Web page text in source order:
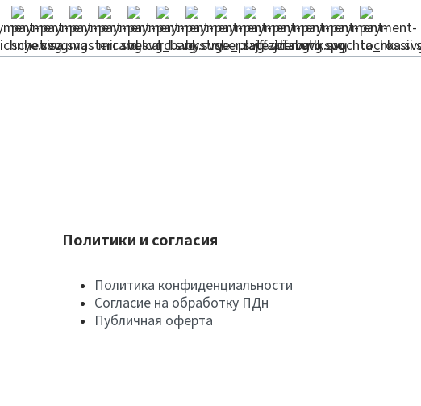
Политики и согласия
Политика конфиденциальности
Согласие на обработку ПДн
Публичная оферта